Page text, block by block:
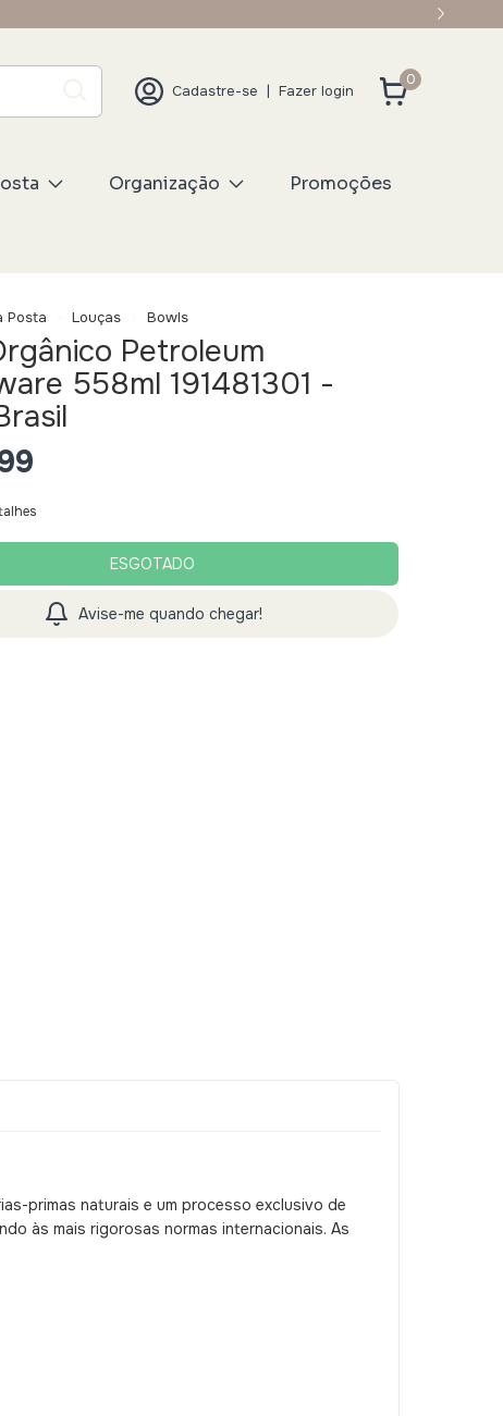
Cadastre-se | Fazer login
0
Organização Promoções
Posta Louças Bowls
Petroleum
558ml 191481301 -
Avise-me quando chegar!
primas naturais e um processo exclusivo de
às mais rigorosas normas internacionais. As